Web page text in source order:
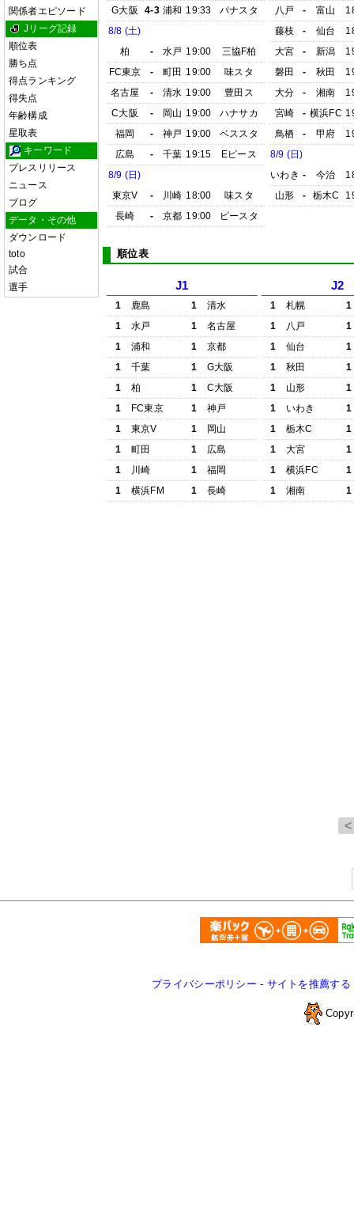
関係者エピソード
Jリーグ記録
順位表
勝ち点
得点ランキング
得失点
年齢構成
星取表
キーワード
プレスリリース
ニュース
ブログ
データ・その他
ダウンロード
toto
試合
選手
G大阪
4-3 浦和 19:33
パナスタ
8/8 (土)
柏
- 水戸 19:00
三協F柏
FC東京
- 町田 19:00
味スタ
名古屋
- 清水 19:00
豊田ス
C大阪
- 岡山 19:00
ハナサカ
福岡
- 神戸 19:00
ベススタ
広島
- 千葉 19:15
Eピース
8/9 (日)
東京V
- 川崎 18:00
味スタ
長崎
- 京都 19:00 ピースタ
八戸
- 富山
藤枝
- 仙台
大宮
- 新潟
磐田
- 秋田
大分
- 湘南
宮崎
- 横浜FC
鳥栖
- 甲府
8/9 (日)
いわき - 今治
山形
- 栃木C
順位表
J1
1 鹿島 1
清水
1
水戸 1
名古屋
1
浦和 1
京都
1
千葉 1
G大阪
1
柏 1
C大阪
1
FC東京 1
神戸
1
東京V 1
岡山
1
町田 1
広島
1
川崎 1
福岡
1
横浜FM 1 長崎
J2
1 札幌
1
1
八戸
1
1
仙台
1
1
秋田
1
1
山形
1
1
いわき
1
1
栃木C
1
1
大宮
1
1
横浜FC
1
1
湘南 1
プライバシーポリシー - サイトを推薦する